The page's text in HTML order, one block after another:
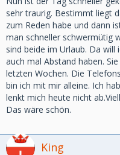
sehr traurig. Bestimmt liegt
zum Reden habe und dann
man schneller schwermütig
sind beide im Urlaub. Da will
auch mal Abstand haben.
letzten Wochen. Die
bin ich mit mir alleine. Ich
lenkt mich heute nicht
Das wäre schön.
King